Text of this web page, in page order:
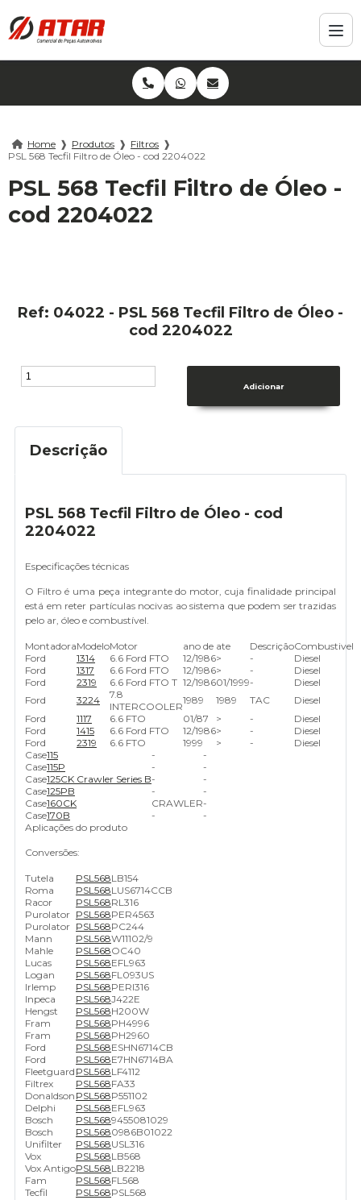
Home ❱ Produtos ❱ Filtros ❱
PSL 568 Tecfil Filtro de Óleo - cod 2204022
PSL 568 Tecfil Filtro de Óleo -
cod 2204022
Ref: 04022 - PSL 568 Tecfil Filtro de Óleo -
cod 2204022
Descrição
PSL 568 Tecfil Filtro de Óleo - cod
2204022
Especificações técnicas
O Filtro é uma peça integrante do motor, cuja finalidade principal
está em reter partículas nocivas ao sistema que podem ser trazidas
pelo ar, óleo e combustível.
MontadoraModeloMotor ano de ate DescriçãoCombustivel
Ford
1314 6.6 Ford FTO 12/1986> -
Diesel
Ford
1317 6.6 Ford FTO 12/1986> -
Diesel
Ford
2319 6.6 Ford FTO T 12/198601/1999-
Diesel
Ford
3224
7.8
INTERCOOLER
1989 1989 TAC
Diesel
Ford
1117 6.6 FTO 01/87 > -
Diesel
Ford
1415 6.6 Ford FTO 12/1986> -
Diesel
Ford
2319 6.6 FTO 1999 > -
Diesel
Case115 -
-
Case115P -
-
Case125CK Crawler Series B-
-
Case125PB -
-
Case160CK CRAWLER-
Case170B -
-
Aplicações do produto
Conversões:
Tutela PSL568LB154
Roma
PSL568LUS6714CCB
Racor
PSL568RL316
Purolator PSL568PER4563
Purolator PSL568PC244
Mann
PSL568W11102/9
Mahle
PSL568OC40
Lucas
PSL568EFL963
Logan
PSL568FL093US
Irlemp
PSL568PERI316
Inpeca
PSL568J422E
Hengst
PSL568H200W
Fram
PSL568PH4996
Fram
PSL568PH2960
Ford
PSL568ESHN6714CB
Ford
PSL568E7HN6714BA
Fleetguard PSL568LF4112
Filtrex
PSL568FA33
Donaldson PSL568P551102
Delphi
PSL568EFL963
Bosch
PSL5689455081029
Bosch
PSL5680986B01022
Unifilter
PSL568USL316
Vox
PSL568LB568
Vox AntigoPSL568LB2218
Fam
PSL568FL568
Tecfil
PSL568PSL568